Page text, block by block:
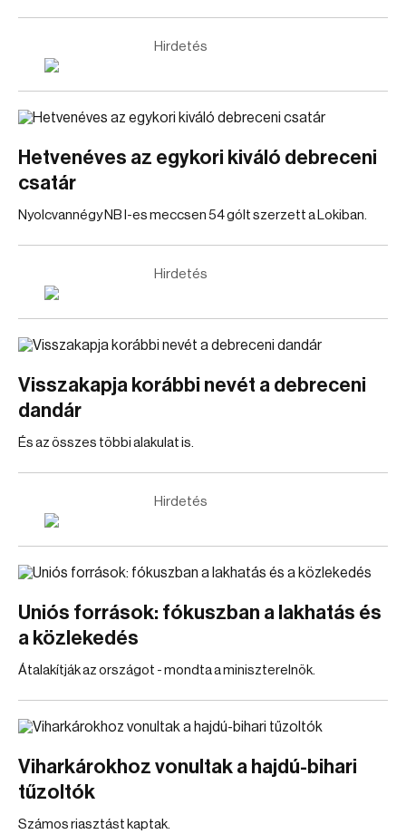
Hirdetés
Hetvenéves az egykori kiváló debreceni
csatár
Nyolcvannégy NB I-es meccsen 54 gólt szerzett a Lokiban.
Hirdetés
Visszakapja korábbi nevét a debreceni
dandár
És az összes többi alakulat is.
Hirdetés
Uniós források: fókuszban a lakhatás és
a közlekedés
Átalakítják az országot - mondta a miniszterelnök.
Viharkárokhoz vonultak a hajdú-bihari
tűzoltók
Számos riasztást kaptak.